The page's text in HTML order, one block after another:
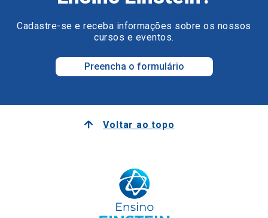
Cadastre-se e receba informações sobre os nossos
cursos e eventos.
Preencha o formulário
Voltar ao topo